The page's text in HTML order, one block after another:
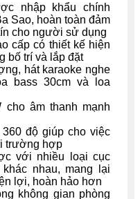
nhập khẩu chính
Sao, hoàn toàn đảm
cho người sử dụng
cấp có thiết kế hiện
bố trí và lắp đặt
hát karaoke nghe
bass 30cm và loa
cho âm thanh mạnh
độ giúp cho việc
trường hợp
với nhiều loại cục
nhau, mang lại
lợi, hoàn hảo hơn
không gian phòng